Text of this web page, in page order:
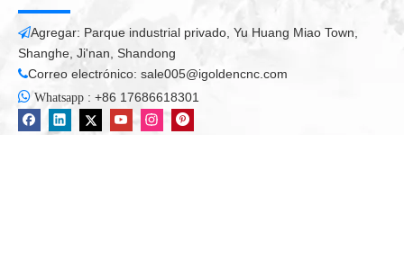
Agregar: Parque industrial privado, Yu Huang Miao Town,
Shanghe, Ji'nan, Shandong
Correo electrónico: sale005@igoldencnc.com
 Whatsapp : +86 17686618301